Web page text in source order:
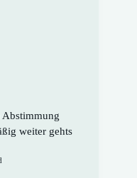
Abstimmung
weiter gehts